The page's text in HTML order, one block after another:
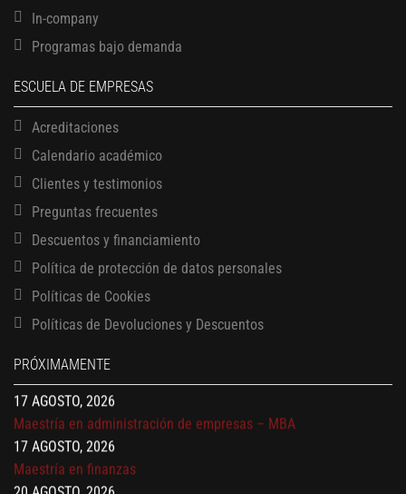
In-company
Programas bajo demanda
ESCUELA DE EMPRESAS
Acreditaciones
Calendario académico
Clientes y testimonios
Preguntas frecuentes
Descuentos y financiamiento
Política de protección de datos personales
Políticas de Cookies
Políticas de Devoluciones y Descuentos
PRÓXIMAMENTE
13 AGOSTO, 2026
Finanzas para no financieros
17 AGOSTO, 2026
17 AGOSTO, 2026
Maestría en administración de empresas – MBA
17 AGOSTO, 2026
Maestría en finanzas
20 AGOSTO, 2026
Mujeres líderes